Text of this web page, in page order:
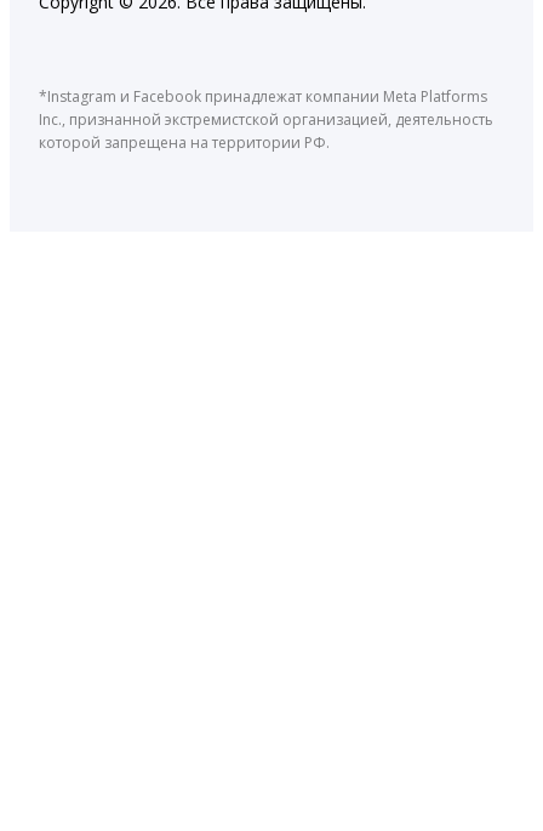
*Instagram и Facebook принадлежат компании Meta Platforms
Inc., признанной экстремистской организацией, деятельность
которой запрещена на территории РФ.